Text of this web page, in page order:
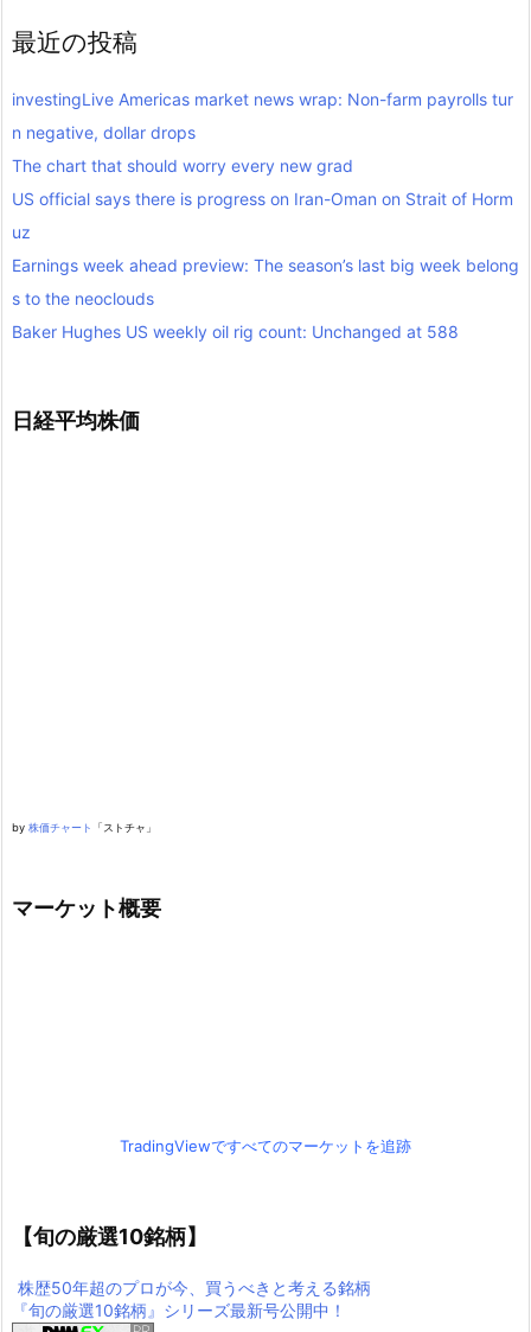
最近の投稿
investingLive Americas market news wrap: Non-farm payrolls tur
n negative, dollar drops
The chart that should worry every new grad
US official says there is progress on Iran-Oman on Strait of Horm
uz
Earnings week ahead preview: The season’s last big week belong
s to the neoclouds
Baker Hughes US weekly oil rig count: Unchanged at 588
日経平均株価
by 株価チャート 「ストチャ」
マーケット概要
TradingViewですべてのマーケットを追跡
【旬の厳選10銘柄】
株歴50年超のプロが今、買うべきと考える銘柄
『旬の厳選10銘柄』シリーズ最新号公開中！